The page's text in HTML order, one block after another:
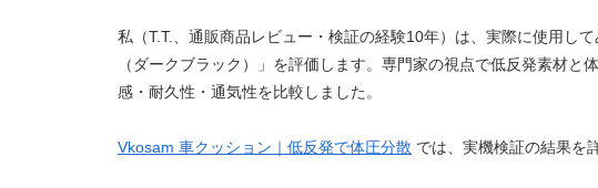
私（T.T.、通販商品レビュー・検証の経験10年）は、実際に使用し
（ダークブラック）」を評価します。専門家の視点で低反発素材
感・耐久性・通気性を比較しました。
Vkosam 車クッション｜低反発で体圧分散 では、実機検証の結果を